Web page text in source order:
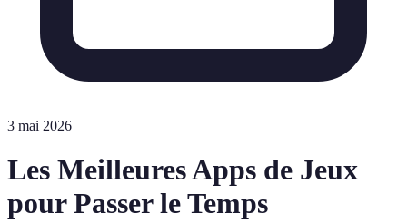
3 mai 2026
Les Meilleures Apps de Jeux
pour Passer le Temps